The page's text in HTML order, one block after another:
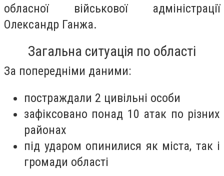
обласної військової адміністрації
Олександр Ганжа.
Загальна ситуація по області
За попередніми даними:
постраждали 2 цивільні особи
зафіксовано понад 10 атак по різних
районах
під ударом опинилися як міста, так і
громади області